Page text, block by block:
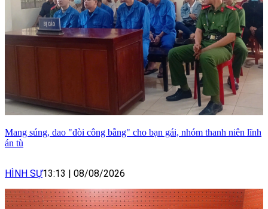
Mang súng, dao "đòi công bằng" cho bạn gái, nhóm thanh niên lĩnh
án tù
HÌNH SỰ13:13 08/08/2026